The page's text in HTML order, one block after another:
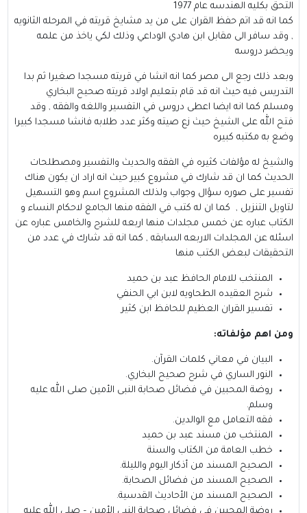
التحق بكليه الهندسه عام 1977
كما انه قد اتم حفظ القران على من يد مشايخ قريته في المرحله الثانويه
, وقد سافر الى مقابل ابن هادي الوداعي وذلك لكي ياخذ من علمه
ويحضر دروسه
وبعد ذلك رجع الى مصر كما انه انشا في قريته مسجدا صغيرا ثم بدا
التدريس فيه حيث انه قد قام بتعليم اولاد قريته صحيح البخاري
ومسلم كما انه ايضا اعطى دروس في التفسير واللغه والفقه , وقد
فتح الله على الشيخ حيث زع صيته وكثر عدد طلابه فانشا مسجدا كبيرا
وضع به مكتبه كبيره
والشيخ له مؤلفات كثيره في الفقه والحديث والتفسير ومصطلحات
الحديث كما ان قد شارك في مشروع كبير حيث انه اراد ان يكون هناك
تفسير على صوره سؤال وجواب ولذلك المشروع اسم وهو التسهيل
لتاويل التنزيل , كما ان له كتب في الفقه منها الجامع لاحكام النساء و
الكتاب عباره عن خمس مجلدات منها اربعه للشرح والخامس عباره عن
اسئله عن المجلدات الاربعه السابقه , كما انه قد شارك في عدد من
التحقيقات لبعض الكتب منها
المنتخب للامام الحافظ عبد بن حميد
شرح العقيده الطحاويه لابن ابي الحنفي
تفسير القران العظيم للحافظ ابن كثير
ومن اهم مؤلفاته:
البيان في معاني كلمات القرآن.
النور الساري في شرح صحيح البخاري.
روضة المحبين في فضائل صحابة النبى الأمين صلى الله عليه
وسلم.
فقه التعامل مع الوالدين.
المنتخب من مسند عبد بن حميد
خطب العامة من الكتاب والسنة
الصحيح المسند من أذكار اليوم والليلة.
الصحيح المسند من فضائل الصحابة.
الصحيح المسند من الأحاديث القدسية.